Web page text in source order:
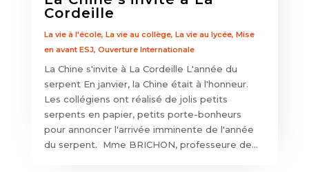
Cordeille
La vie à l'école, La vie au collège, La vie au lycée, Mise
en avant ESJ, Ouverture Internationale
La Chine s'invite à La Cordeille L'année du
serpent En janvier, la Chine était à l'honneur.
Les collégiens ont réalisé de jolis petits
serpents en papier, petits porte-bonheurs
pour annoncer l'arrivée imminente de l'année
du serpent. Mme BRICHON, professeure de...